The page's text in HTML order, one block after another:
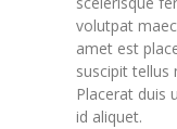
volutpat
amet est
suscipit tellus
Placerat duis
id aliquet.